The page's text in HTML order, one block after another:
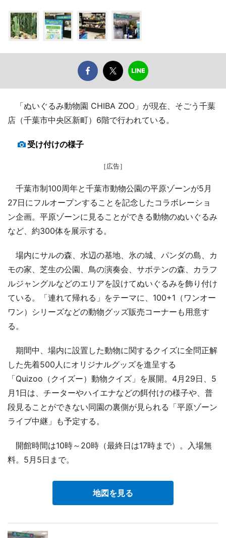
「ぬいぐるみ動物園 CHIBA ZOO」が現在、そごう千葉
店（千葉市中央区新町）6階で行われている。
受け付けの様子
［広告］
千葉市制100周年と千葉市動物公園の平原ゾーンが5月
27日にフルオープンすることを記念したコラボレーショ
ン企画。平原ゾーンに見ることができる動物のぬいぐるみ
など、約300体を展示する。
場内にサルの森、水辺の基地、氷の城、パンダの島、カ
モの家、芝生の公園、鳥の演奏会、サボテンの森、カラフ
ルジャングルなどのエリアを設けてぬいぐるみを飾り付け
ている。「連れて帰れる」をテーマに、100+1（ワンオー
ワン）シリーズなどの動物グッズ販売コーナーも用意す
る。
期間中、場内に設置した動物に関するクイズに全問正解
した先着500人にオリジナルグッズを進呈する
「Quizoo（クイズー）動物クイズ」を展開。4月29日、5
月1日は、チーターやハイエナなどの餌付けの様子や、普
段見ることができない同園の裏側が見られる「平原ゾーン
ライブ中継」も予定する。
開館時間は10時～20時（最終日は17時まで）。入場無
料。5月5日まで。
地図を見る